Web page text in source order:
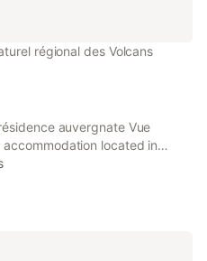
régional des Volcans
auvergnate Vue
located in
from Aurillac train station and